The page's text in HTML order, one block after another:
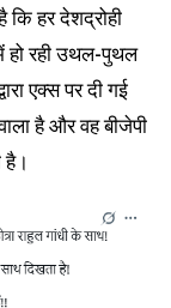
कि हर देशद्रोही
हो रही उथल-पुथल
एक्स पर दी गई
है और वह बीजेपी
है।